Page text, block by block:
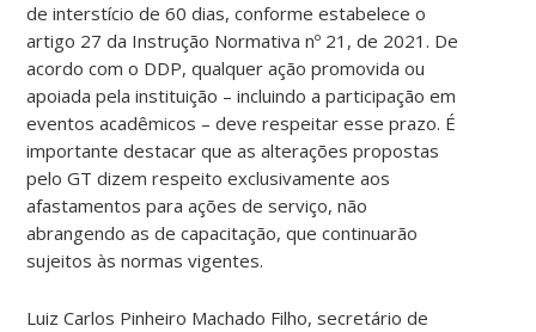
de interstício de 60 dias, conforme estabelece o
artigo 27 da Instrução Normativa nº 21, de 2021. De
acordo com o DDP, qualquer ação promovida ou
apoiada pela instituição – incluindo a participação em
eventos acadêmicos – deve respeitar esse prazo. É
importante destacar que as alterações propostas
pelo GT dizem respeito exclusivamente aos
afastamentos para ações de serviço, não
abrangendo as de capacitação, que continuarão
sujeitos às normas vigentes.
Luiz Carlos Pinheiro Machado Filho, secretário de